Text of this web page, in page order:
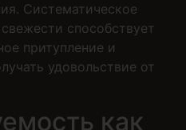
Систематическое
способствует
притупление и
удовольствие от
как